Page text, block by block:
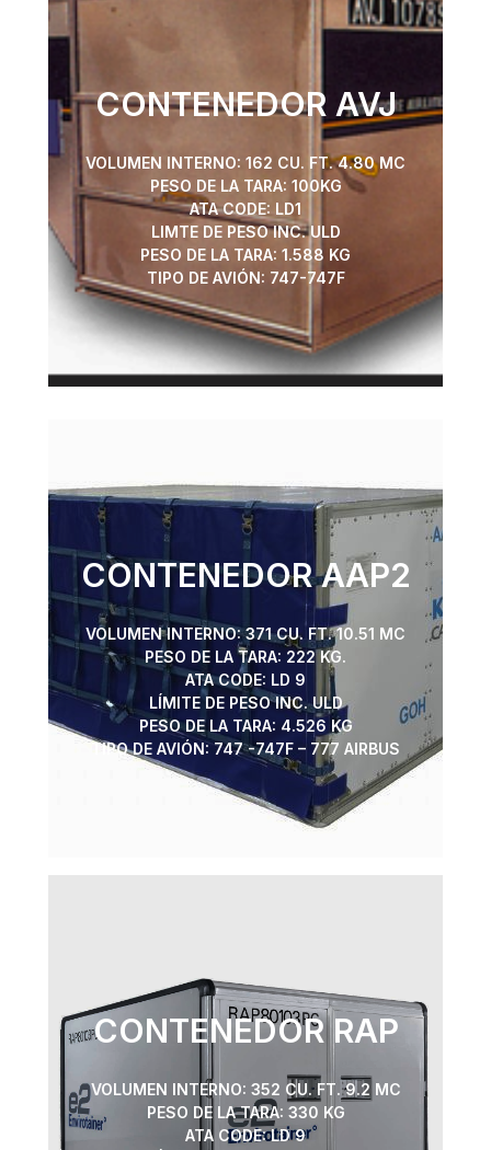
CONTENEDOR AVJ
VOLUMEN INTERNO: 162 CU. FT. 4.80 MC
PESO DE LA TARA: 100KG
ATA CODE: LD1
LIMTE DE PESO INC. ULD
PESO DE LA TARA: 1.588 KG
TIPO DE AVIÓN: 747-747F
CONTENEDOR AAP2
VOLUMEN INTERNO: 371 CU. FT. 10.51 MC
PESO DE LA TARA: 222 KG.
ATA CODE: LD 9
LÍMITE DE PESO INC. ULD
PESO DE LA TARA: 4.526 KG
TIPO DE AVIÓN: 747 -747F – 777 AIRBUS
CONTENEDOR RAP
VOLUMEN INTERNO: 352 CU. FT. 9.2 MC
PESO DE LA TARA: 330 KG
ATA CODE: LD 9